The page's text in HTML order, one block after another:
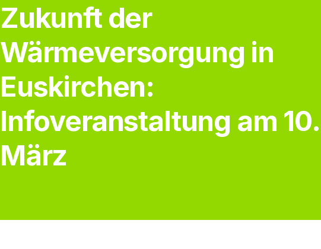
Zukunft der
Wärmeversorgung in
Euskirchen:
Infoveranstaltung am 10.
März